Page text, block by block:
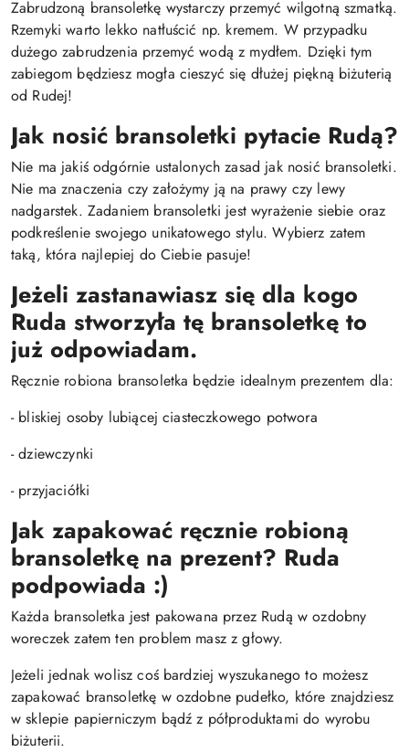
Zabrudzoną bransoletkę wystarczy przemyć wilgotną szmatką.
Rzemyki warto lekko natłuścić np. kremem. W przypadku
dużego zabrudzenia przemyć wodą z mydłem. Dzięki tym
zabiegom będziesz mogła cieszyć się dłużej piękną biżuterią
od Rudej!
Jak nosić bransoletki pytacie Rudą?
Nie ma jakiś odgórnie ustalonych zasad jak nosić bransoletki.
Nie ma znaczenia czy założymy ją na prawy czy lewy
nadgarstek. Zadaniem bransoletki jest wyrażenie siebie oraz
podkreślenie swojego unikatowego stylu. Wybierz zatem
taką, która najlepiej do Ciebie pasuje!
Jeżeli zastanawiasz się dla kogo
Ruda stworzyła tę bransoletkę to
już odpowiadam.
Ręcznie robiona bransoletka będzie idealnym prezentem dla:
- bliskiej osoby lubiącej ciasteczkowego potwora
- dziewczynki
- przyjaciółki
Jak zapakować ręcznie robioną
bransoletkę na prezent? Ruda
podpowiada :)
Każda bransoletka jest pakowana przez Rudą w ozdobny
woreczek zatem ten problem masz z głowy.
Jeżeli jednak wolisz coś bardziej wyszukanego to możesz
zapakować bransoletkę w ozdobne pudełko, które znajdziesz
w sklepie papierniczym bądź z półproduktami do wyrobu
biżuterii.